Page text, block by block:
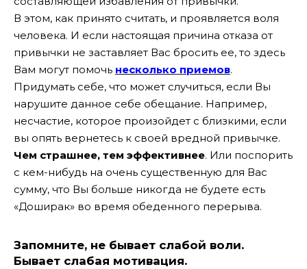
В этом, как принято считать, и проявляется воля
человека. И если настоящая причина отказа от
привычки не заставляет Вас бросить ее, то здесь
Вам могут помочь несколько приемов.
Придумать себе, что может случиться, если Вы
нарушите данное себе обещание. Например,
несчастие, которое произойдет с близкими, если
вы опять вернетесь к своей вредной привычке.
Чем страшнее, тем эффективнее. Или поспорить
с кем-нибудь на очень существенную для Вас
сумму, что Вы больше никогда не будете есть
«Доширак» во время обеденного перерыва.
Запомните, не бывает слабой воли.
Бывает слабая мотивация.